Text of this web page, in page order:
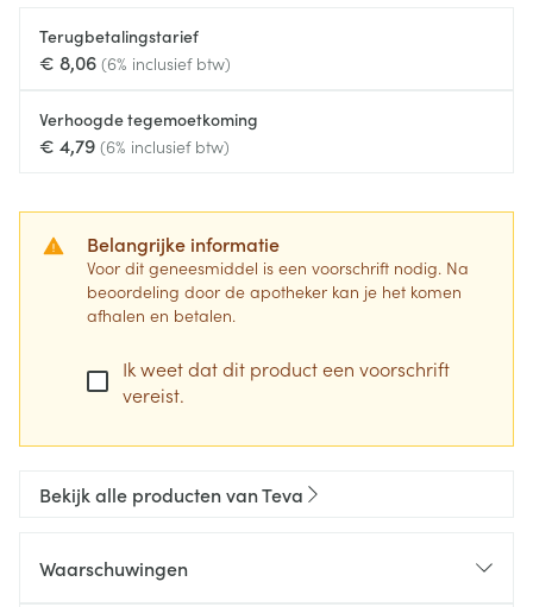
Terugbetalingstarief
€ 8,06 (6% inclusief btw)
Verhoogde tegemoetkoming
€ 4,79 (6% inclusief btw)
Belangrijke informatie
Voor dit geneesmiddel is een voorschrift nodig. Na
beoordeling door de apotheker kan je het komen
afhalen en betalen.
Ik weet dat dit product een voorschrift
vereist.
Bekijk alle producten van Teva
Waarschuwingen